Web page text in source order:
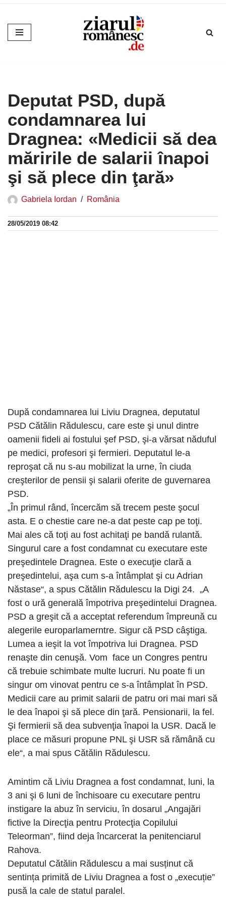
Sari
la
Deputat PSD, după
condamnarea lui
Dragnea: «Medicii să dea
măririle de salarii înapoi
şi să plece din ţară»
Gabriela Iordan România
28/05/2019 08:42
După condamnarea lui Liviu Dragnea, deputatul
PSD Cătălin Rădulescu, care este şi unul dintre
oamenii fideli ai fostului şef PSD, şi-a vărsat năduful
pe medici, profesori şi fermieri. Deputatul le-a
reproşat că nu s-au mobilizat la urne, în ciuda
creşterilor de pensii şi salarii oferite de guvernarea
PSD.
„În primul rând, încercăm să trecem peste şocul
asta. E o chestie care ne-a dat peste cap pe toţi.
Mai ales că toţi au fost achitaţi pe bandă rulantă.
Singurul care a fost condamnat cu executare este
preşedintele Dragnea. Este o execuţie clară a
preşedintelui, aşa cum s-a întâmplat şi cu Adrian
Năstase“, a spus Cătălin Rădulescu la Digi 24. „A
fost o ură generală împotriva preşedintelui Dragnea.
PSD a greşit că a acceptat referendum împreună cu
alegerile europarlamerntre. Sigur că PSD câştiga.
Lumea a ieşit la vot împotriva lui Dragnea. PSD
renaşte din cenuşă. Vom face un Congres pentru
că trebuie schimbate multe lucruri. Nu poate fi un
singur om vinovat pentru ce s-a întâmplat în PSD.
Medicii care au primit salarii de patru ori mai mari să
le dea înapoi şi să plece din ţară. Pensionarii, la fel.
Şi fermierii să dea subvenţia înapoi la USR. Dacă le
place ce măsuri propune PNL şi USR să rămână cu
ele“, a mai spus Cătălin Rădulescu.
Amintim că Liviu Dragnea a fost condamnat, luni, la
3 ani şi 6 luni de închisoare cu executare pentru
instigare la abuz în serviciu, în dosarul „Angajări
fictive la Direcţia pentru Protecţia Copilului
Teleorman”, fiind deja încarcerat la penitenciarul
Rahova.
Deputatul Cătălin Rădulescu a mai susținut că
sentința primită de Liviu Dragnea a fost o „execuție”
pusă la cale de statul paralel.